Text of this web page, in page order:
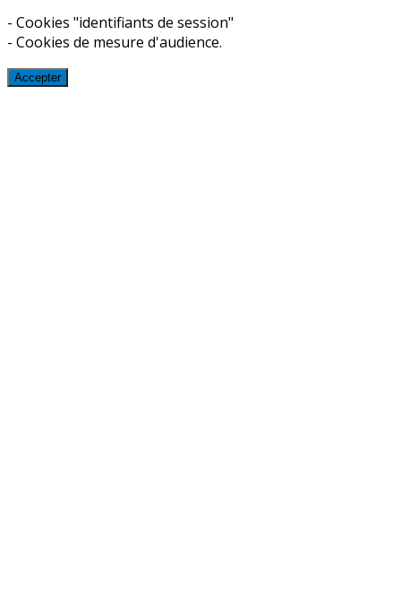
- Cookies "identifiants de session"
- Cookies de mesure d'audience.
Accepter